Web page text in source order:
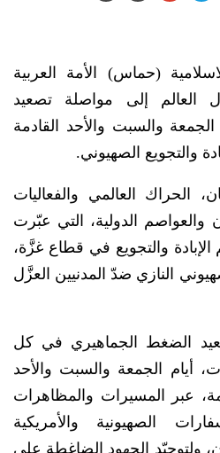
(حماس) الأمة العربية
العالم إلى مواصلة تصعيد
الجمعة والسبت والأحد القادمة
والتجويع الصهيوني.
الحراك العالمي والفعاليات
والعواصم الدولية، التي عبّرت
الإبادة والتجويع في قطاع غزَّة،
النازي ضدّ المدنيين العزَّل
الضغط الجماهيري في كل
أيام الجمعة والسبت والأحد
عبر المسيرات والمظاهرات
الصهيونية والأمريكية
ولتوحيّد الجهود الضاغطة على